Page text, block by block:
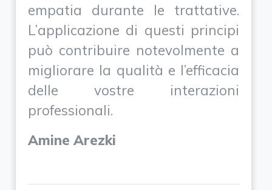
empatia durante le trattative.
L’applicazione di questi principi
può contribuire notevolmente a
migliorare la qualità e l’efficacia
delle vostre interazioni
professionali.
Amine Arezki